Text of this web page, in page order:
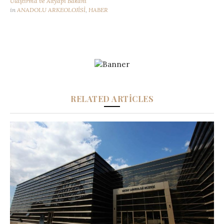
in ANADOLU ARKEOLOJİSİ, HABER
RELATED ARTICLES